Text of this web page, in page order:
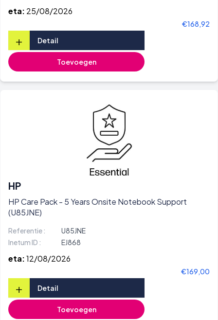
eta: 25/08/2026
€168,92
+ Detail
Toevoegen
HP
HP Care Pack - 5 Years Onsite Notebook Support
(U85JNE)
Referentie :
U85JNE
Inetum ID :
EJ868
eta:12/08/2026
€169,00
+ Detail
Toevoegen